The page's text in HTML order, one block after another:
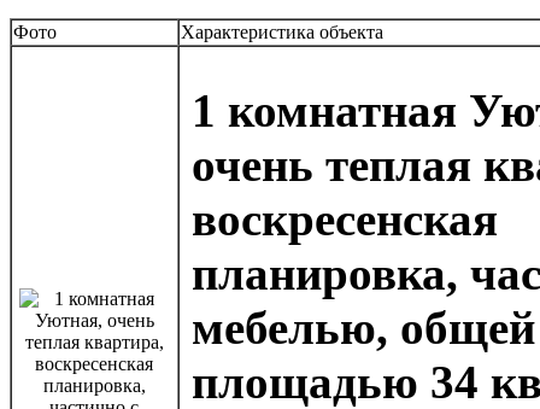
Фото Характеристика объекта
1 комнатная
очень теплая
воскресенская
планировка,
мебелью, общей
площадью 34